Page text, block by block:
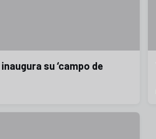
su ‘campo de